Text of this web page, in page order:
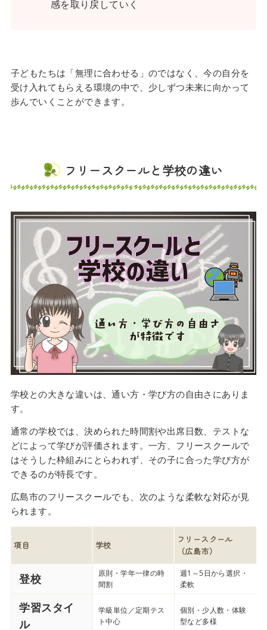
感を取り戻していく
子どもたちは「無理に合わせる」のではなく、今の自分を
受け入れてもらえる環境の中で、少しずつ未来に向かって
歩んでいくことができます。
フリースクールと学校の違い
学校との大きな違いは、通い方・学び方の自由さにありま
す。
通常の学校では、決められた時間割や出席日数、テストな
どによって学びが評価されます。一方、フリースクールで
はそうした枠組みにとらわれず、その子に合った学び方が
できるのが特長です。
広島市のフリースクールでも、次のような柔軟な対応が見
られます。
項目 学校
フリースクール
（広島市）
登校
原則・学年一律の時
間割
週1～5日から選択・
柔軟
学習スタイ
ル
学級単位／定期テス
ト中心
個別・少人数・体験
型など多様